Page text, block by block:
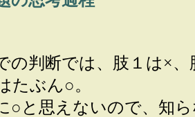
の判断では、肢１は×、
たぶん○。
○と思えないので、知ら